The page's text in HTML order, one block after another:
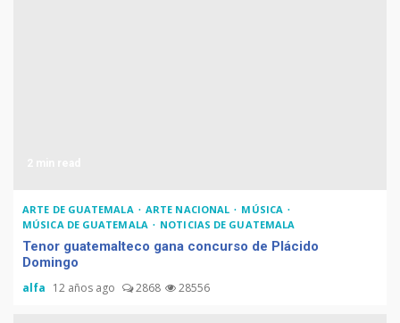
ARTE DE GUATEMALA ARTE NACIONAL
MÚSICA
MÚSICA DE GUATEMALA
NOTICIAS DE GUATEMALA
Tenor guatemalteco gana concurso de Plácido
Domingo
alfa 12 años ago 2868 28556